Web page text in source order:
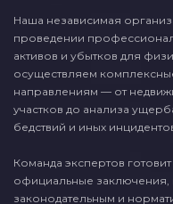
Наша независимая
проведении
активов и убытков для
осуществляем
направлениям — от
участков до анализа
бедствий и иных
Команда экспертов
официальные заключения,
законодательным и